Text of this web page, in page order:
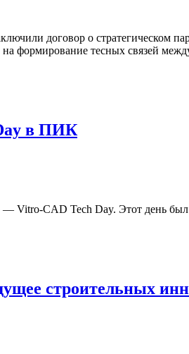
договор о стратегическом
формирование тесных связей
в ПИК
Vitro-CAD Tech Day. Этот день
строительных